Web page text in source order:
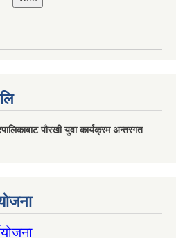
पौरखी युवा कार्यक्रम अन्तरगत